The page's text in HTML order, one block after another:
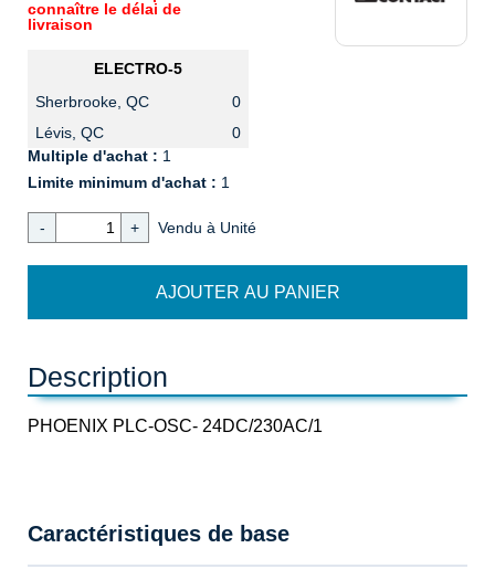
connaître le délai de
livraison
ELECTRO-5
Sherbrooke, QC
0
Lévis, QC
0
Multiple d'achat : 1
Limite minimum d'achat : 1
- + Vendu à Unité
Description
PHOENIX PLC-OSC- 24DC/230AC/1
Caractéristiques de base